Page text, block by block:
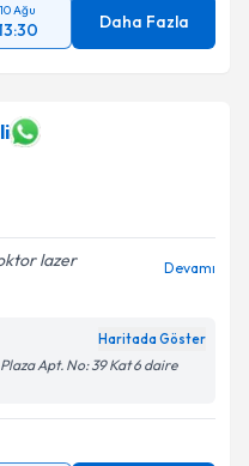
10 Ağu
Daha Fazla
lazer
Devamı
Haritada Göster
Apt. No: 39 Kat 6 daire